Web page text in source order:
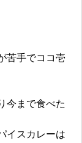
苦手でココ壱
今まで食べた
イスカレーは